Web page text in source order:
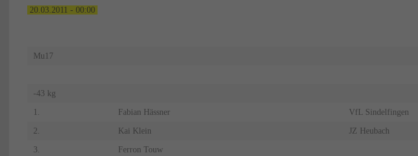
20.03.2011 - 00:00
Mu17
-43 kg
1. Fabian Hässner VfL Sindelfingen
2. Kai Klein JZ Heubach
3. Ferron Touw